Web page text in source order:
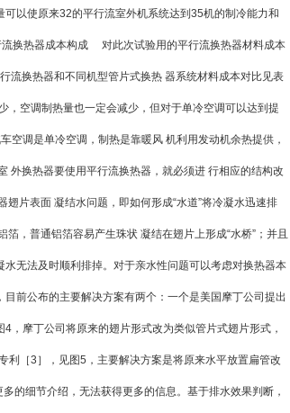
以使原来32的平行流室外机系统达到35机的制冷能力和
热器成本构成 对此次试验用的平行流换热器材料成本
和不同机型管片式换热 器系统材料成本对比见表
，空调制热量也一定会减少，但对于单冷空调可以达到提
调是单冷空调，制热是靠暖风 机利用发动机余热提供，
外换热器要使用平行流换热器，就必须进 行相应的结构改
片表面 凝结水问题，即如何形成“水道”将冷凝水迅速排
，普通铝箔容易产生珠状 凝结在翅片上形成“水桥”；并且
无法及时顺利排掉。对于亲水性问题可以考虑对换热器本
前公布的主要解决方案有两个：一个是美国摩丁公司提出
，摩丁公司将原来的翅片形式改为类似管片式翅片形式，
利［3］，见图5，主要解决方案是将原来水平放置扁管改
的细节介绍，无法获得更多的信息。基于排水效果判断，